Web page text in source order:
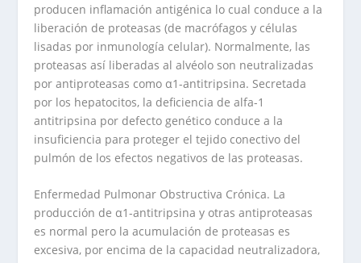
producen inflamación antigénica lo cual conduce a la
liberación de proteasas (de macrófagos y células
lisadas por inmunología celular). Normalmente, las
proteasas así liberadas al alvéolo son neutralizadas
por antiproteasas como α1-antitripsina. Secretada
por los hepatocitos, la deficiencia de alfa-1
antitripsina por defecto genético conduce a la
insuficiencia para proteger el tejido conectivo del
pulmón de los efectos negativos de las proteasas.
Enfermedad Pulmonar Obstructiva Crónica. La
producción de α1-antitripsina y otras antiproteasas
es normal pero la acumulación de proteasas es
excesiva, por encima de la capacidad neutralizadora,